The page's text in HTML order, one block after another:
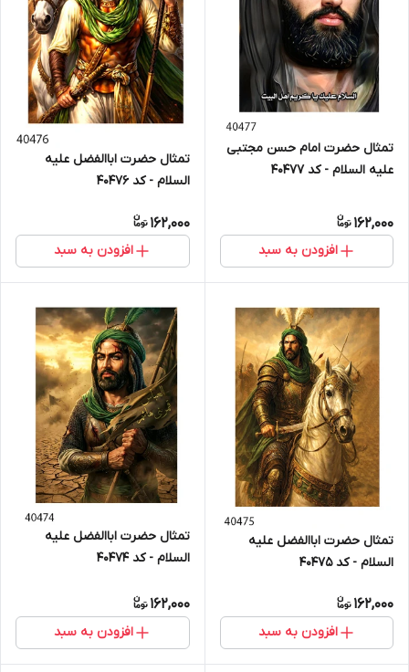
تمثال حضرت امام حسن مجتبی
علیه السلام - کد 40477
162,000
افزودن به سبد
تمثال حضرت اباالفضل علیه
السلام - کد 40476
162,000
افزودن به سبد
تمثال حضرت اباالفضل علیه
السلام - کد 40475
162,000
افزودن به سبد
تمثال حضرت اباالفضل علیه
السلام - کد 40474
162,000
افزودن به سبد